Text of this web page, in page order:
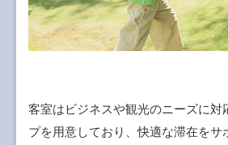
客室はビジネスや観光のニーズに対
プを用意しており、快適な滞在をサ